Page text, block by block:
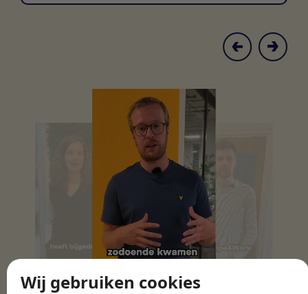
Wij gebruiken cookies